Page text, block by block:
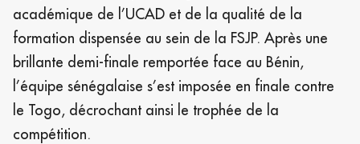
académique de l’UCAD et de la qualité de la
formation dispensée au sein de la FSJP. Après une
brillante demi-finale remportée face au Bénin,
l’équipe sénégalaise s’est imposée en finale contre
le Togo, décrochant ainsi le trophée de la
compétition.